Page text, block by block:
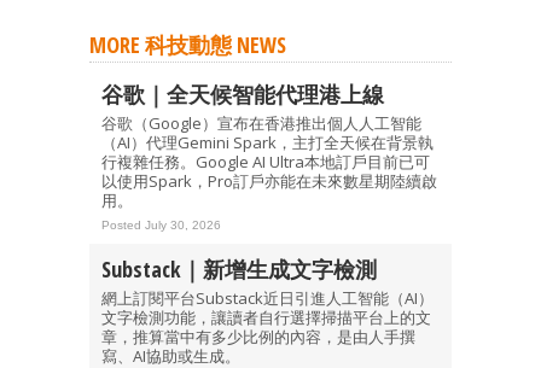
MORE 科技動態 NEWS
谷歌｜全天候智能代理港上線
谷歌（Google）宣布在香港推出個人人工智能
（AI）代理Gemini Spark，主打全天候在背景執
行複雜任務。Google AI Ultra本地訂戶目前已可
以使用Spark，Pro訂戶亦能在未來數星期陸續啟
用。
Posted July 30, 2026
Substack｜新增生成文字檢測
網上訂閱平台Substack近日引進人工智能（AI）
文字檢測功能，讓讀者自行選擇掃描平台上的文
章，推算當中有多少比例的內容，是由人手撰
寫、AI協助或生成。